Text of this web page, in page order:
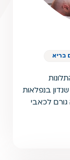
בריא
בנפלאות
לכאבי